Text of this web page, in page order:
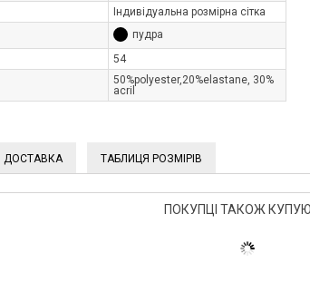
Індивідуальна розмірна сітка
пудра
54
50%polуester,20%elastane, 30%
acrіl
ДОСТАВКА ТАБЛИЦЯ РОЗМІРІВ
ПОКУПЦІ ТАКОЖ